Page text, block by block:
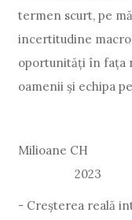
termen scurt, pe
incertitudine
oportunități în fața
oamenii și echipa
- Creșterea